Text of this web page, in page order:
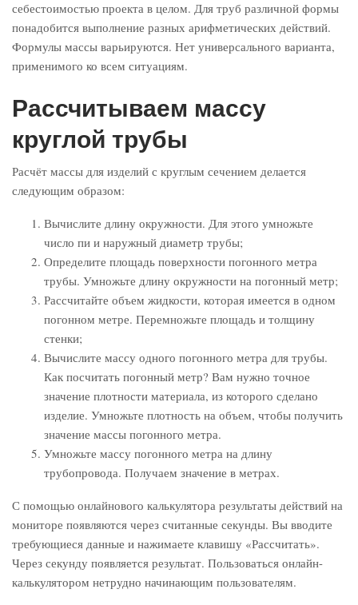
себестоимостью проекта в целом. Для труб различной формы
понадобится выполнение разных арифметических действий.
Формулы массы варьируются. Нет универсального варианта,
применимого ко всем ситуациям.
Рассчитываем массу
круглой трубы
Расчёт массы для изделий с круглым сечением делается
следующим образом:
Вычислите длину окружности. Для этого умножьте
число пи и наружный диаметр трубы;
Определите площадь поверхности погонного метра
трубы. Умножьте длину окружности на погонный метр;
Рассчитайте объем жидкости, которая имеется в одном
погонном метре. Перемножьте площадь и толщину
стенки;
Вычислите массу одного погонного метра для трубы.
Как посчитать погонный метр? Вам нужно точное
значение плотности материала, из которого сделано
изделие. Умножьте плотность на объем, чтобы получить
значение массы погонного метра.
Умножьте массу погонного метра на длину
трубопровода. Получаем значение в метрах.
С помощью онлайнового калькулятора результаты действий на
мониторе появляются через считанные секунды. Вы вводите
требующиеся данные и нажимаете клавишу «Рассчитать».
Через секунду появляется результат. Пользоваться онлайн-
калькулятором нетрудно начинающим пользователям.